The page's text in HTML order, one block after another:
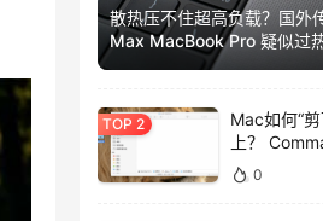
散热压不住超高负载？国外
Max MacBook Pro 疑似过
Mac如何“
上？
用，用这招
0